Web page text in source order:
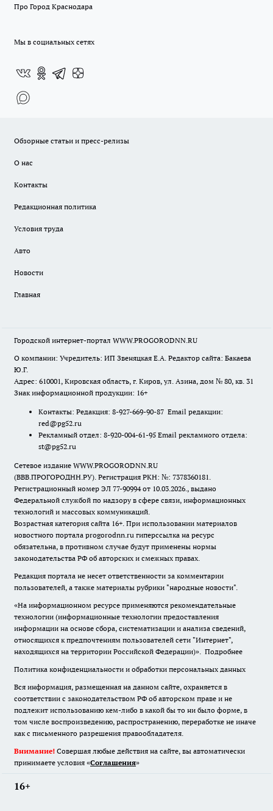
Про Город Краснодара
Мы в социальных сетях
Обзорные статьи и пресс-релизы
О нас
Контакты
Редакционная политика
Условия труда
Авто
Новости
Главная
Городской интернет-портал WWW.PROGORODNN.RU
О компании: Учредитель: ИП Звеняцкая Е.А. Редактор сайта: Бакаева
Ю.Г.
Адрес: 610001, Кировская область, г. Киров, ул. Азина, дом № 80, кв. 31
Знак информационной продукции: 16+
Контакты: Редакция: 8-927-669-90-87 Email редакции:
red@pg52.ru
Рекламный отдел: 8-920-004-61-95 Email рекламного отдела:
st@pg52.ru
Сетевое издание WWW.PROGORODNN.RU
(ВВВ.ПРОГОРОДНН.РУ). Регистрация РКН: №: 7378360181.
Регистрационный номер ЭЛ 77-90994 от 10.03.2026., выдано
Федеральной службой по надзору в сфере связи, информационных
технологий и массовых коммуникаций.
Возрастная категория сайта 16+. При использовании материалов
новостного портала progorodnn.ru гиперссылка на ресурс
обязательна, в противном случае будут применены нормы
законодательства РФ об авторских и смежных правах.
Редакция портала не несет ответственности за комментарии
пользователей, а также материалы рубрики "народные новости".
«На информационном ресурсе применяются рекомендательные
технологии (информационные технологии предоставления
информации на основе сбора, систематизации и анализа сведений,
относящихся к предпочтениям пользователей сети "Интернет",
находящихся на территории Российской Федерации)». Подробнее
Политика конфиденциальности и обработки персональных данных
Вся информация, размещенная на данном сайте, охраняется в
соответствии с законодательством РФ об авторском праве и не
подлежит использованию кем-либо в какой бы то ни было форме, в
том числе воспроизведению, распространению, переработке не иначе
как с письменного разрешения правообладателя.
Внимание! Совершая любые действия на сайте, вы автоматически
принимаете условия «Cоглашения»
16+